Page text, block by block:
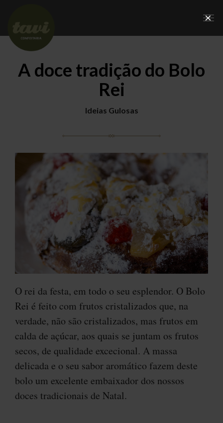
A doce tradição do Bolo
Rei
Ideias Gulosas
O rei da festa, em todo o seu esplendor. O Bolo
Rei é feito com frutos cristalizados que, na
verdade, não são cristalizados, mas frutos em
calda de açúcar, aos quais se juntam os frutos
secos, de qualidade excecional. A massa
delicada e o seu sabor aromático fazem deste
bolo um excelente embaixador dos nossos
doces tradicionais de Natal.
×